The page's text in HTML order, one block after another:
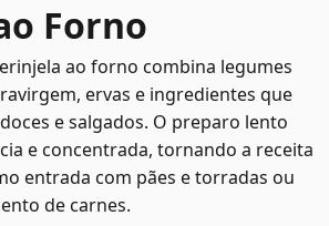
Forno
ao forno combina legumes
ervas e ingredientes que
e salgados. O preparo lento
e concentrada, tornando a receita
entrada com pães e torradas ou
de carnes.